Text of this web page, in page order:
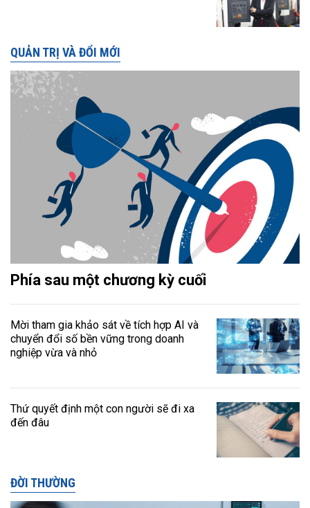
QUẢN TRỊ VÀ ĐỔI MỚI
Phía sau một chương kỳ cuối
Mời tham gia khảo sát về tích hợp AI và
chuyển đổi số bền vững trong doanh
nghiệp vừa và nhỏ
Thứ quyết định một con người sẽ đi xa
đến đâu
ĐỜI THƯỜNG